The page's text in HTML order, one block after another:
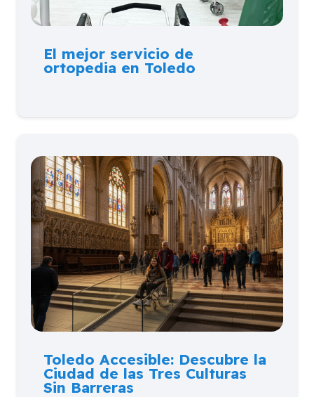
El mejor servicio de
ortopedia en Toledo
Toledo Accesible: Descubre la
Ciudad de las Tres Culturas
Sin Barreras